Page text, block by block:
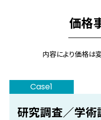
価格
内容により価格は
Case1
研究調査／学術